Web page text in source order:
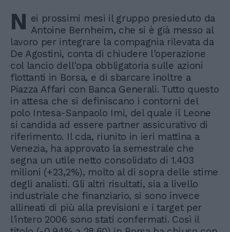
N ei prossimi mesi il gruppo presieduto da
Antoine Bernheim, che si è già messo al
lavoro per integrare la compagnia rilevata da
De Agostini, conta di chiudere l'operazione
col lancio dell'opa obbligatoria sulle azioni
flottanti in Borsa, e di sbarcare inoltre a
Piazza Affari con Banca Generali. Tutto questo
in attesa che si definiscano i contorni del
polo Intesa-Sanpaolo Imi, del quale il Leone
si candida ad essere partner assicurativo di
riferimento. Il cda, riunito in ieri mattina a
Venezia, ha approvato la semestrale che
segna un utile netto consolidato di 1.403
milioni (+23,2%), molto al di sopra delle stime
degli analisti. Gli altri risultati, sia a livello
industriale che finanziario, si sono invece
allineati di più alla previsioni e i target per
l'intero 2006 sono stati confermati. Così il